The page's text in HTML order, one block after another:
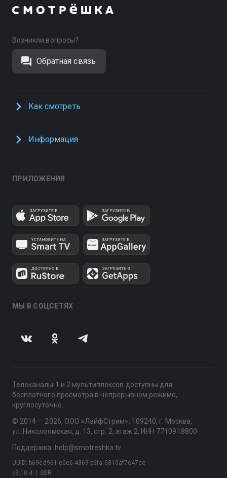
Возникли вопросы?
Обратная связь
Как смотреть
Информация
ПРИЛОЖЕНИЯ
МЫ В СОЦСЕТЯХ
Телеканалы 1 и 2 мультиплексов доступны для
бесплатного просмотра в непрерывном режиме,
круглосуточно.
© 2014 — 2026, ООО «ЛайфСтрим», 109240, г. Москва,
ул. Николоямская, д. 13, стр. 2, этаж 2, ИНН 7710918800
Поддержка: help@smotreshka.tv
v3.10.4 SSR
UUID: b69cd961-e0e6-4369-b6fa-6810af7e47ce